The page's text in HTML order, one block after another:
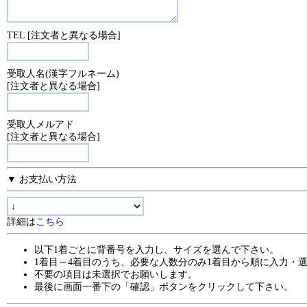
TEL [注文者と異なる場合]
受取人名(漢字フルネーム)
[注文者と異なる場合]
受取人メルアド
[注文者と異なる場合]
▼ お支払い方法
詳細は こちら
以下1着ごとに背番号を入力し、サイズを選んで下さい。
1着目～4着目のうち、必要な人数分のみ1着目から順に入力・
不要の項目は未選択でお願いします。
最後に画面一番下の「確認」ボタンをクリックして下さい。